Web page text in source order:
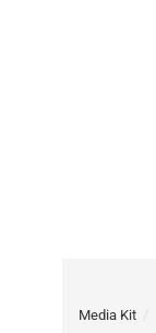
Media Kit